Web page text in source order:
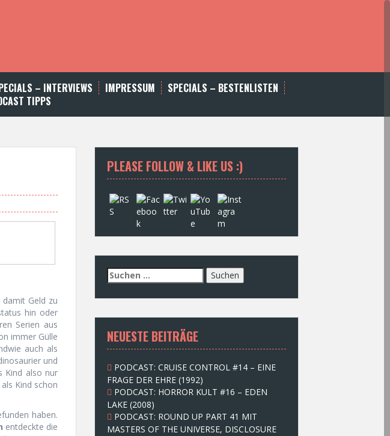
– INTERVIEWS IMPRESSUM
SPECIALS – BESTENLISTEN
TIPPS
Geld zu
hin oder
Serien aus
immer Gülle
auch als
und
Kind also nur
Kind schon
haben.
entdeckte die
PLEASE FOLLOW & LIKE US :)
S
u
c
e
n
n
c
h
:
NEUESTE BEITRÄGE
PODCAST: CRUISE CONTROL #14 – EINE
FRAGE DER EHRE (1992)
PODCAST: HORROR KULT #16 – EDEN
LAKE (2008)
PODCAST: ROUND UP PART 41 MIT
MASTERS OF THE UNIVERSE, DISCLOSURE